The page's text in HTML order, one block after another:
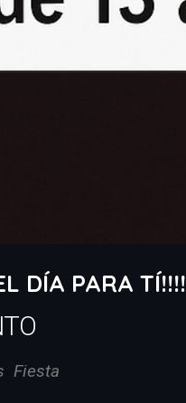
DÍA PARA TÍ!!!!
Fiesta